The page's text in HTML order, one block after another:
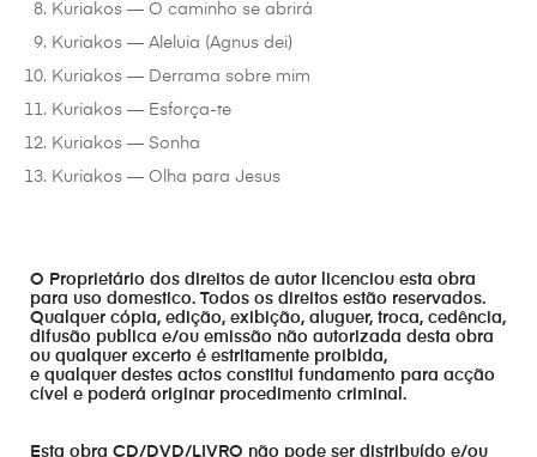
Kuriakos — O caminho se abrirá
Kuriakos — Aleluia (Agnus dei)
Kuriakos — Derrama sobre mim
Kuriakos — Esforça-te
Kuriakos — Sonha
Kuriakos — Olha para Jesus
O Proprietário dos direitos de autor licenciou esta obra
para uso domestico. Todos os direitos estão reservados.
Qualquer cópia, edição, exibição, aluguer, troca, cedência,
difusão publica e/ou emissão não autorizada desta obra
ou qualquer excerto é estritamente proibida,
e qualquer destes actos constitui fundamento para acção
cível e poderá originar procedimento criminal.
Esta obra CD/DVD/LIVRO não pode ser distribuído e/ou